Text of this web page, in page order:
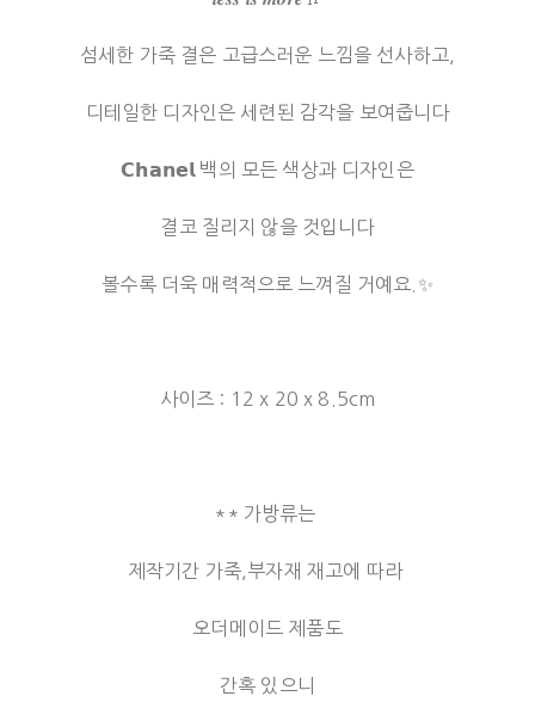
섬세한 가죽 결은 고급스러운 느낌을 선사하고,
디테일한 디자인은 세련된 감각을 보여줍니다
𝗖𝗵𝗮𝗻𝗲𝗹 백의 모든 색상과 디자인은
결코 질리지 않을 것입니다
볼수록 더욱 매력적으로 느껴질 거예요.✨
사이즈 : 12 x 20 x 8.5cm
** 가방류는
제작기간 가죽,부자재 재고에 따라
오더메이드 제품도
간혹 있으니